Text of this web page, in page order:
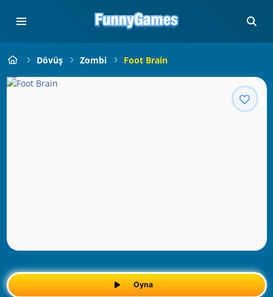
Dövüş Zombi Foot Brain
Oyna